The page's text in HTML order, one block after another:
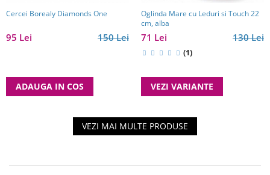
Cercei Borealy Diamonds One
150 Lei
95 Lei
ADAUGA IN COS
Oglinda Mare cu Leduri si Touch 22
cm, alba
130 Lei
71 Lei
(1)
VEZI VARIANTE
VEZI MAI MULTE PRODUSE